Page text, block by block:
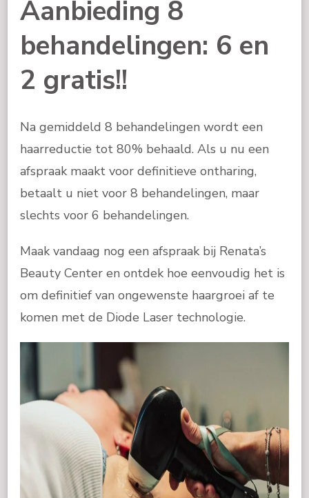
Aanbieding 8
behandelingen: 6 en
2 gratis!!
Na gemiddeld 8 behandelingen wordt een
haarreductie tot 80% behaald. Als u nu een
afspraak maakt voor definitieve ontharing,
betaalt u niet voor 8 behandelingen, maar
slechts voor 6 behandelingen.
Maak vandaag nog een afspraak bij Renata’s
Beauty Center en ontdek hoe eenvoudig het is
om definitief van ongewenste haargroei af te
komen met de Diode Laser technologie.